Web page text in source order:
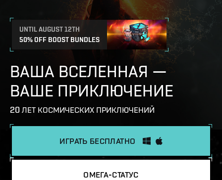
UNTIL AUGUST 12TH
50% OFF BOOST BUNDLES
ВАША ВСЕЛЕННАЯ —
ВАШЕ ПРИКЛЮЧЕНИЕ
20 ЛЕТ КОСМИЧЕСКИХ ПРИКЛЮЧЕНИЙ
ИГРАТЬ БЕСПЛАТНО
ОМЕГА-СТАТУС